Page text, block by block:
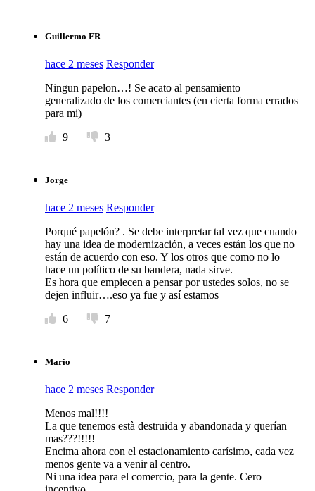
Guillermo FR
hace 2 meses Responder
Ningun papelon…! Se acato al pensamiento
generalizado de los comerciantes (en cierta forma errados
para mi)
9
3
Jorge
hace 2 meses Responder
Porqué papelón? . Se debe interpretar tal vez que cuando
hay una idea de modernización, a veces están los que no
están de acuerdo con eso. Y los otros que como no lo
hace un político de su bandera, nada sirve.
Es hora que empiecen a pensar por ustedes solos, no se
dejen influir….eso ya fue y así estamos
6
7
Mario
hace 2 meses Responder
Menos mal!!!!
La que tenemos està destruida y abandonada y querían
mas???!!!!!
Encima ahora con el estacionamiento carísimo, cada vez
menos gente va a venir al centro.
Ni una idea para el comercio, para la gente. Cero